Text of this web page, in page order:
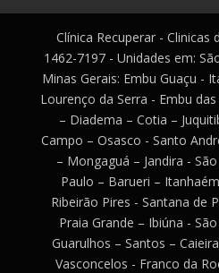
Clínica Recuperar - Clinicas
1462-7197 - Unidades em:
Minas Gerais: Embu Guaçu -
Lourenço da Serra - Embu
– Diadema – Cotia –
Campo – Osasco - Santo
– Mongaguá – Jandira -
Paulo – Barueri –
Ribeirão Pires - Santana de
Praia Grande – Ibiúna -
Guarulhos – Santos –
Vasconcelos - Franco da